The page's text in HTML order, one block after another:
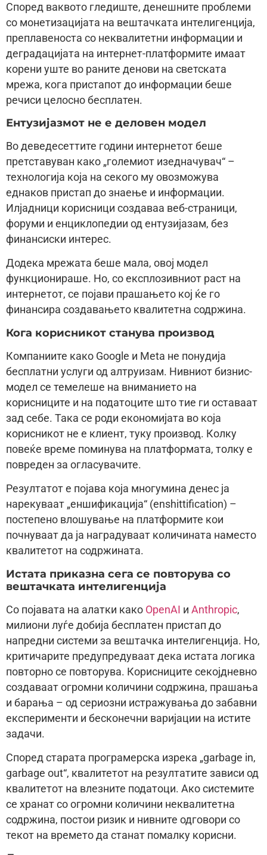
Според ваквото гледиште, денешните проблеми
со монетизацијата на вештачката интелигенција,
преплавеноста со неквалитетни информации и
деградацијата на интернет-платформите имаат
корени уште во раните денови на светската
мрежа, кога пристапот до информации беше
речиси целосно бесплатен.
Ентузијазмот не е деловен модел
Во деведесеттите години интернетот беше
претставуван како „големиот изедначувач“ –
технологија која на секого му овозможува
еднаков пристап до знаење и информации.
Илјадници корисници создаваа веб-страници,
форуми и енциклопедии од ентузијазам, без
финансиски интерес.
Додека мрежата беше мала, овој модел
функционираше. Но, со експлозивниот раст на
интернетот, се појави прашањето кој ќе го
финансира создавањето квалитетна содржина.
Кога корисникот станува производ
Компаниите како Google и Meta не понудија
бесплатни услуги од алтруизам. Нивниот бизнис-
модел се темелеше на вниманието на
корисниците и на податоците што тие ги оставаат
зад себе. Така се роди економијата во која
корисникот не е клиент, туку производ. Колку
повеќе време поминува на платформата, толку е
повреден за огласувачите.
Резултатот е појава која многумина денес ја
нарекуваат „еншификација“ (enshittification) –
постепено влошување на платформите кои
почнуваат да ја наградуваат количината наместо
квалитетот на содржината.
Истата приказна сега се повторува со
вештачката интелигенција
Со појавата на алатки како OpenAI и Anthropic,
милиони луѓе добија бесплатен пристап до
напредни системи за вештачка интелигенција. Но,
критичарите предупредуваат дека истата логика
повторно се повторува. Корисниците секојдневно
создаваат огромни количини содржина, прашања
и барања – од сериозни истражувања до забавни
експерименти и бесконечни варијации на истите
задачи.
Според старата програмерска изрека „garbage in,
garbage out“, квалитетот на резултатите зависи од
квалитетот на влезните податоци. Ако системите
се хранат со огромни количини неквалитетна
содржина, постои ризик и нивните одговори со
текот на времето да станат помалку корисни.